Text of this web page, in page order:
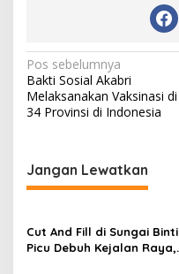
N
a
v
g
a
i
Pos sebelumnya
Bakti Sosial Akabri
Melaksanakan Vaksinasi di
34 Provinsi di Indonesia
Jangan Lewatkan
Cut And Fill di Sungai Binti
Picu Debuh Kejalan Raya,